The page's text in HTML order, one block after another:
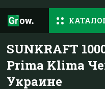
SUNKRAFT
Prima Klima
Украине